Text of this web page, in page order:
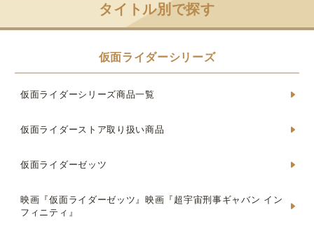
タイトル別で探す
仮面ライダーシリーズ
仮面ライダーシリーズ商品一覧
仮面ライダーストア取り扱い商品
仮面ライダーゼッツ
映画『仮面ライダーゼッツ』映画『超宇宙刑事ギャバン イン
フィニティ』